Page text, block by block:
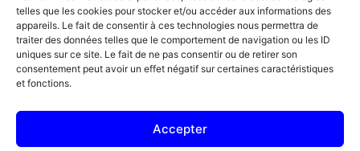
telles que les cookies pour stocker et/ou accéder aux informations des
appareils. Le fait de consentir à ces technologies nous permettra de
traiter des données telles que le comportement de navigation ou les ID
uniques sur ce site. Le fait de ne pas consentir ou de retirer son
consentement peut avoir un effet négatif sur certaines caractéristiques
et fonctions.
Accepter
Notre histoire
Bon cadeau
Recettes
Actualités